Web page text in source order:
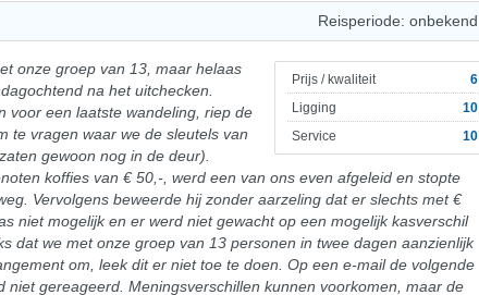
Reisperiode: onbekend
Prijs / kwaliteit
6
Ligging
10
Service
10
onze groep van 13, maar helaas
na het uitchecken.
voor een laatste wandeling, riep de
te vragen waar we de sleutels van
gewoon nog in de deur).
koffies van € 50,-, werd een van ons even afgeleid en stopte
Vervolgens beweerde hij zonder aarzeling dat er slechts met €
niet mogelijk en er werd niet gewacht op een mogelijk kasverschil
dat we met onze groep van 13 personen in twee dagen aanzienlijk
om, leek dit er niet toe te doen. Op een e-mail de volgende
niet gereageerd. Meningsverschillen kunnen voorkomen, maar de